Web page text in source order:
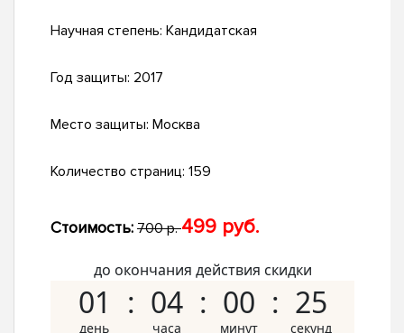
Научная степень: Кандидатская
Год защиты: 2017
Место защиты: Москва
Количество страниц: 159
Стоимость: 700 р.499 руб.
до окончания действия скидки
01 04 00 24